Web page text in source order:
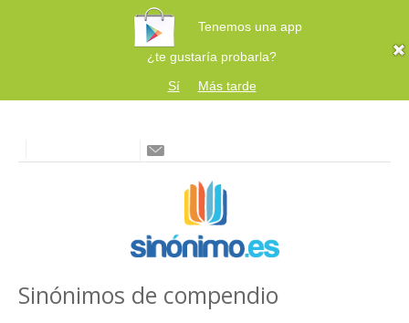
Tenemos una app
¿te gustaría probarla?
Sí
Más tarde
Sinónimos de compendio